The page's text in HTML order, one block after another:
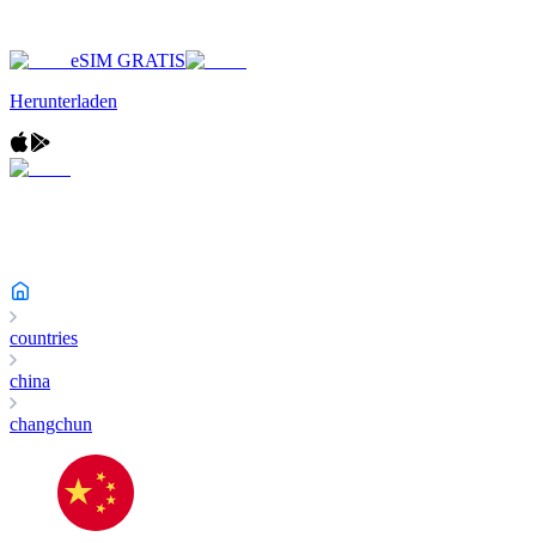
eSIM GRATIS
Herunterladen
countries
china
changchun